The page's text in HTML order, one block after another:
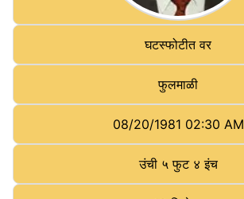
घटस्फोटीत वर
फुलमाळी
08/20/1981 02:30 AM
उंची ५ फुट ४ इंच